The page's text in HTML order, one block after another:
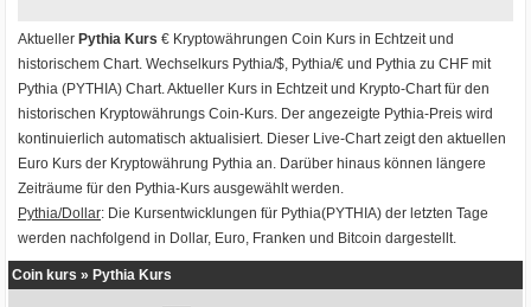
Aktueller Pythia Kurs € Kryptowährungen Coin Kurs in Echtzeit und
historischem Chart. Wechselkurs Pythia/$, Pythia/€ und Pythia zu CHF mit
Pythia (PYTHIA) Chart. Aktueller Kurs in Echtzeit und Krypto-Chart für den
historischen Kryptowährungs Coin-Kurs. Der angezeigte Pythia-Preis wird
kontinuierlich automatisch aktualisiert. Dieser Live-Chart zeigt den aktuellen
Euro Kurs der Kryptowährung Pythia an. Darüber hinaus können längere
Zeiträume für den Pythia-Kurs ausgewählt werden.
Pythia/Dollar: Die Kursentwicklungen für Pythia(PYTHIA) der letzten Tage
werden nachfolgend in Dollar, Euro, Franken und Bitcoin dargestellt.
Coin kurs » Pythia Kurs